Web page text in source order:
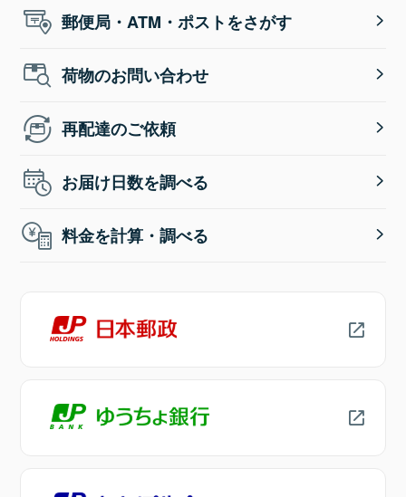
郵便局・ATM・ポストをさがす
荷物のお問い合わせ
再配達のご依頼
お届け日数を調べる
料金を計算・調べる